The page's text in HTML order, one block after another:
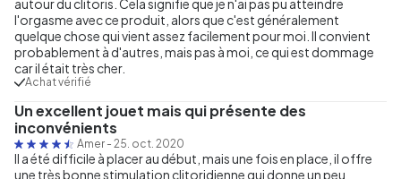
autour du clitoris. Cela signifie que je n'ai pas pu atteindre
l'orgasme avec ce produit, alors que c'est généralement
quelque chose qui vient assez facilement pour moi. Il convient
probablement à d'autres, mais pas à moi, ce qui est dommage
car il était très cher.
Achat vérifié
Un excellent jouet mais qui présente des
inconvénients
Amer - 25. oct. 2020
Il a été difficile à placer au début, mais une fois en place, il offre
une très bonne stimulation clitoridienne qui donne un peu